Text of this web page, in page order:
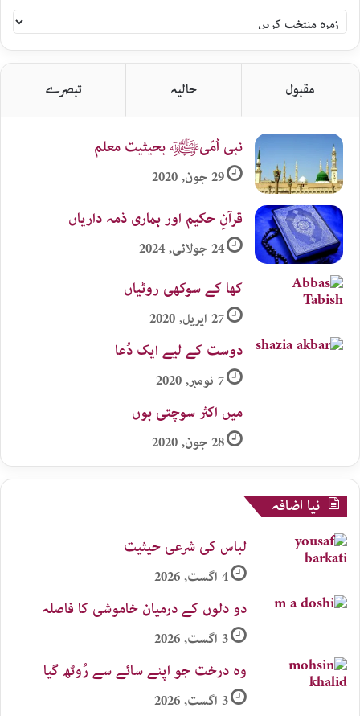
سلام
اردو
زمرہ
جات
مقبول حالیہ تبصرے
نبی اُمّیﷺ بحیثیت معلم
29 جون, 2020
قرآنِ حکیم اور ہماری ذمہ داریاں
24 جولائی, 2024
کھا کے سوکھی روٹیاں
27 اپریل, 2020
دوست کے لیے ایک دُعا
7 نومبر, 2020
میں اکثر سوچتی ہوں
28 جون, 2020
نیا اضافہ
لباس کی شرعی حیثیت
4 اگست, 2026
دو دلوں کے درمیان خاموشی کا فاصلہ
3 اگست, 2026
وہ درخت جو اپنے سائے سے رُوٹھ گیا
3 اگست, 2026